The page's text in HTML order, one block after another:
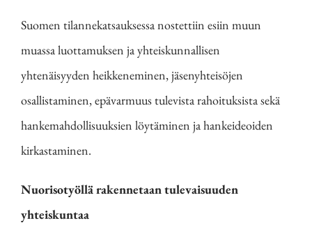
Suomen tilannekatsauksessa nostettiin esiin muun
muassa luottamuksen ja yhteiskunnallisen
yhtenäisyyden heikkeneminen, jäsenyhteisöjen
osallistaminen, epävarmuus tulevista rahoituksista sekä
hankemahdollisuuksien löytäminen ja hankeideoiden
kirkastaminen.
Nuorisotyöllä rakennetaan tulevaisuuden
yhteiskuntaa